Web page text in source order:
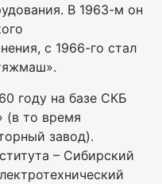
В 1963-м он
с 1966-го стал
году на базе СКБ
(в то время
завод).
– Сибирский